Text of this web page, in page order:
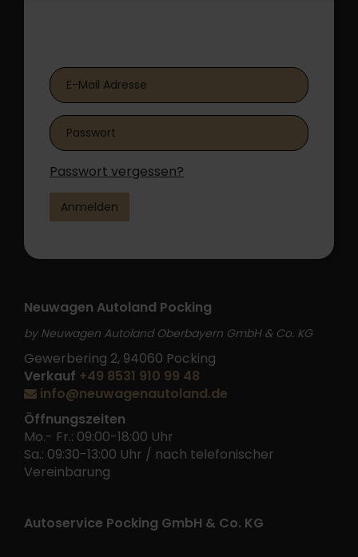
Passwort vergessen?
Anmelden
Neuwagen Autoland Pocking
by Neuwagen Autoland Oberbayern GmbH & Co. KG
Gewerbering 2, 94060 Pocking
Verkauf +49 8531 910 99 48
info@neuwagenautoland.de
Öffnungszeiten
Mo.- Fr.: 09:00-18:00 Uhr
Sa.: 09:30-13:00 Uhr / nach telefonischer
Vereinbarung
Autoservice Pocking GmbH & Co. KG